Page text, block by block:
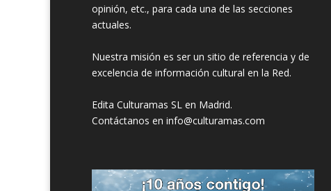
opinión, etc., para cada una de las secciones
actuales.
Nuestra misión es ser un sitio de referencia y de
excelencia de información cultural en la Red.
Edita Culturamas SL en Madrid.
Contáctanos en info@culturamas.com